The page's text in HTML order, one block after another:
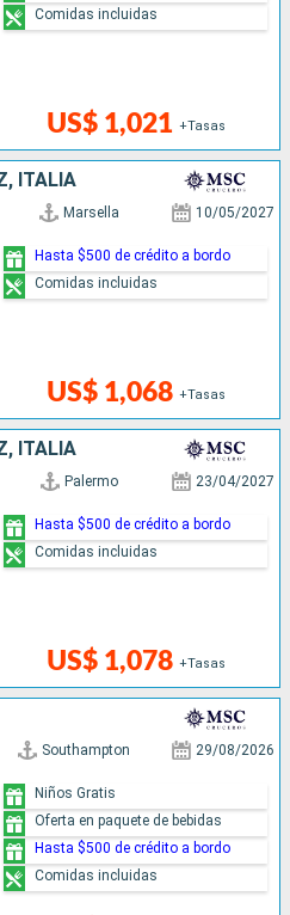
US$ 1,021 +Tasas
Comidas incluidas
ITALIA
Marsella 10/05/2027
US$ 1,068 +Tasas
Hasta $500 de crédito a bordo
Comidas incluidas
ITALIA
Palermo 23/04/2027
US$ 1,078 +Tasas
Hasta $500 de crédito a bordo
Comidas incluidas
Southampton 29/08/2026
Niños Gratis
Oferta en paquete de bebidas
Hasta $500 de crédito a bordo
Comidas incluidas